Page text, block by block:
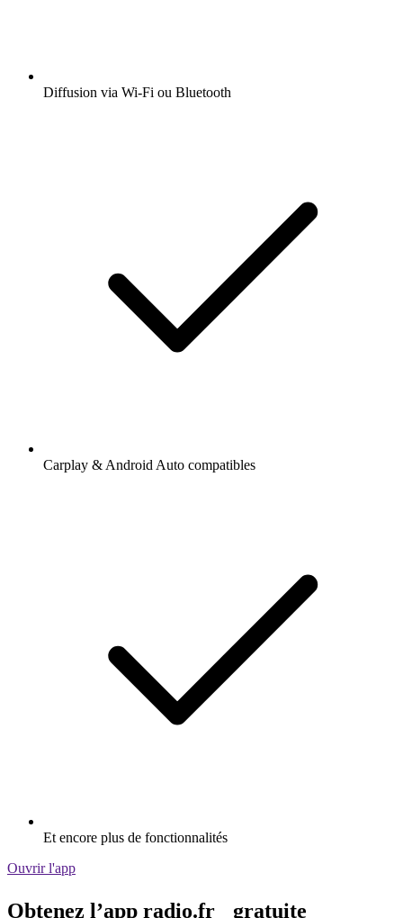
Diffusion via Wi-Fi ou Bluetooth
Carplay & Android Auto compatibles
Et encore plus de fonctionnalités
Ouvrir l'app
Obtenez l’app radio.fr gratuite